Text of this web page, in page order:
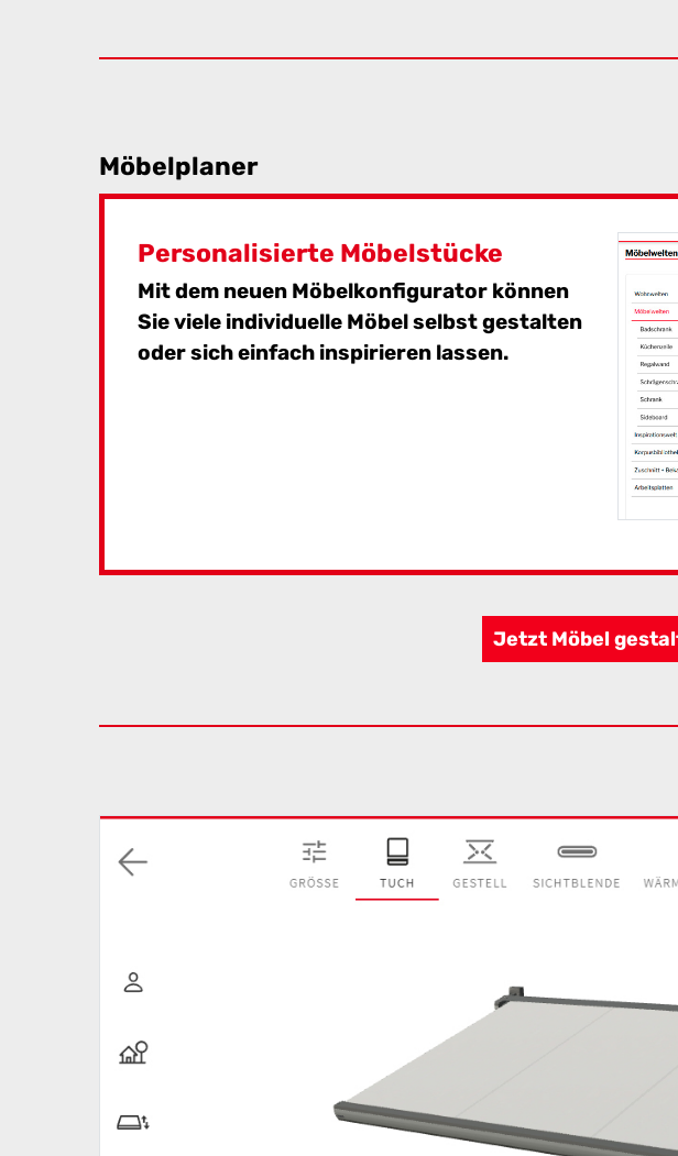
Möbelplaner
Personalisierte Möbelstücke
Mit dem neuen Möbelkonfigurator können
Sie viele individuelle Möbel selbst gestalten
oder sich einfach inspirieren lassen.
Jetzt Möbel